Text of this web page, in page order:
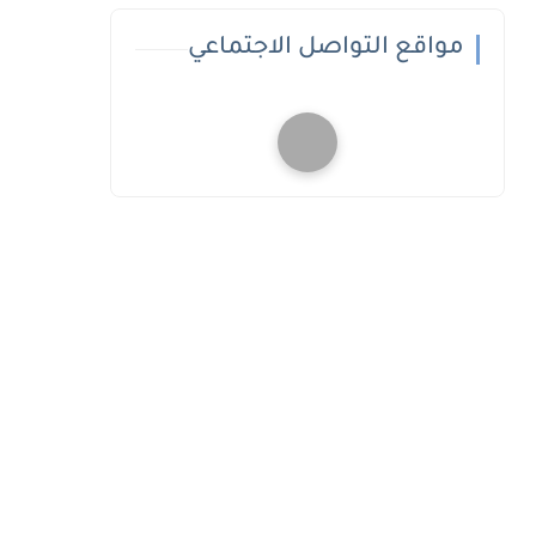
مواقع التواصل الاجتماعي